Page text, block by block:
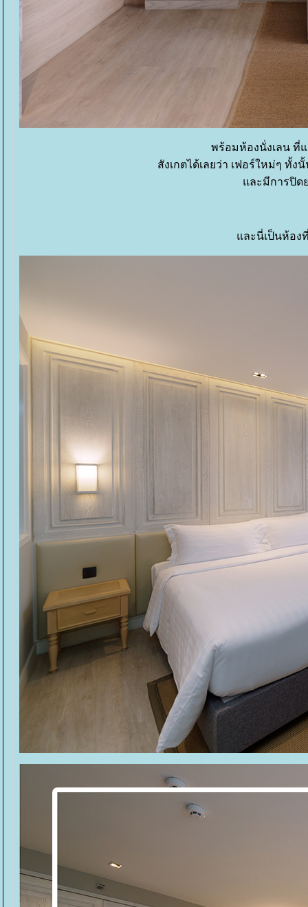
พร้อมห้องนั่งเลน ที่
สังเกตได้เลยว่า เฟอร์ใหม่ๆ ทั้ง
ละมีการปิดย
ละนี่เป็นห้องที่